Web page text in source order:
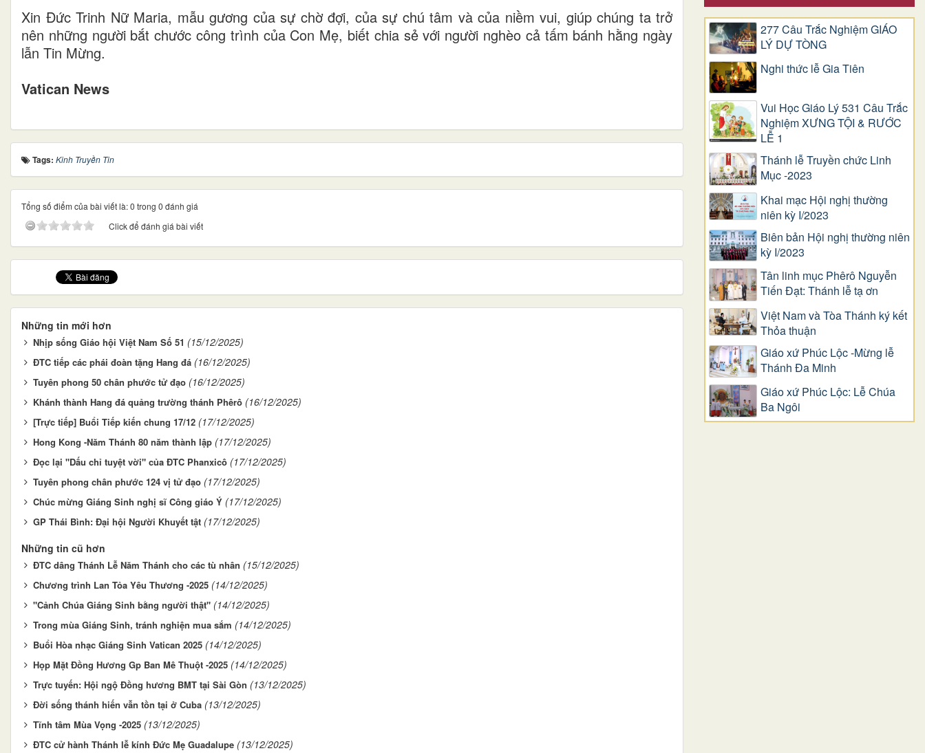
Xin Đức Trinh Nữ Maria, mẫu gương của sự chờ đợi, của sự chú tâm và của niềm vui, giúp chúng ta trở
nên những người bắt chước công trình của Con Mẹ, biết chia sẻ với người nghèo cả tấm bánh hằng ngày
lẫn Tin Mừng.
Vatican News
Tags: Kinh Truyền Tin
Tổng số điểm của bài viết là: 0 trong 0 đánh giá
Click để đánh giá bài viết
Những tin mới hơn
Nhịp sống Giáo hội Việt Nam Số 51 (15/12/2025)
ĐTC tiếp các phái đoàn tặng Hang đá (16/12/2025)
Tuyên phong 50 chân phước tử đạo (16/12/2025)
Khánh thành Hang đá quảng trường thánh Phêrô (16/12/2025)
[Trực tiếp] Buổi Tiếp kiến chung 17/12 (17/12/2025)
Hong Kong -Năm Thánh 80 năm thành lập (17/12/2025)
Đọc lại "Dấu chỉ tuyệt vời" của ĐTC Phanxicô (17/12/2025)
Tuyên phong chân phước 124 vị tử đạo (17/12/2025)
Chúc mừng Giáng Sinh nghị sĩ Công giáo Ý (17/12/2025)
GP Thái Bình: Đại hội Người Khuyết tật (17/12/2025)
Những tin cũ hơn
ĐTC dâng Thánh Lễ Năm Thánh cho các tù nhân (15/12/2025)
Chương trình Lan Tỏa Yêu Thương -2025 (14/12/2025)
"Cảnh Chúa Giáng Sinh bằng người thật" (14/12/2025)
Trong mùa Giáng Sinh, tránh nghiện mua sắm (14/12/2025)
Buổi Hòa nhạc Giáng Sinh Vatican 2025 (14/12/2025)
Họp Mặt Đồng Hương Gp Ban Mê Thuột -2025 (14/12/2025)
Trực tuyến: Hội ngộ Đồng hương BMT tại Sài Gòn (13/12/2025)
Đời sống thánh hiến vẫn tồn tại ở Cuba (13/12/2025)
Tĩnh tâm Mùa Vọng -2025 (13/12/2025)
ĐTC cử hành Thánh lễ kính Đức Mẹ Guadalupe (13/12/2025)
277 Câu Trắc Nghiệm GIÁO
LÝ DỰ TÒNG
Nghi thức lễ Gia Tiên
Vui Học Giáo Lý 531 Câu Trắc
Nghiệm XƯNG TỘI & RƯỚC
LỄ 1
Thánh lễ Truyền chức Linh
Mục -2023
Khai mạc Hội nghị thường
niên kỳ I/2023
Biên bản Hội nghị thường niên
kỳ I/2023
Tân linh mục Phêrô Nguyễn
Tiến Đạt: Thánh lễ tạ ơn
Việt Nam và Tòa Thánh ký kết
Thỏa thuận
Giáo xứ Phúc Lộc -Mừng lễ
Thánh Đa Minh
Giáo xứ Phúc Lộc: Lễ Chúa
Ba Ngôi